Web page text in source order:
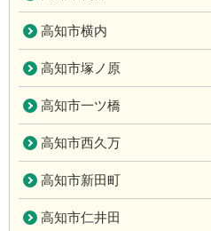
高知市横内
高知市塚ノ原
高知市一ツ橋
高知市西久万
高知市新田町
高知市仁井田